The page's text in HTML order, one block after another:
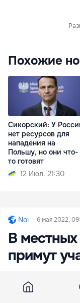
Похожие
Сикорский: У
нет ресурсов для
нападения на
Польшу, но они что-
то готовят
12 Июл. 21:30
Noi 6 мая 2022,
В
примут
выборах 29